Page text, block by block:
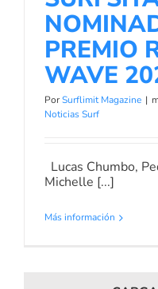
PREMIO
WAVE
PorSurflimit Magazine |
Noticias Surf
Lucas Chumbo,
Michelle [...]
Más información